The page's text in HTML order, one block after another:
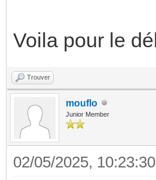
Voila pour le
Trouver
mouflo
Junior Member
02/05/2025, 10:23:30